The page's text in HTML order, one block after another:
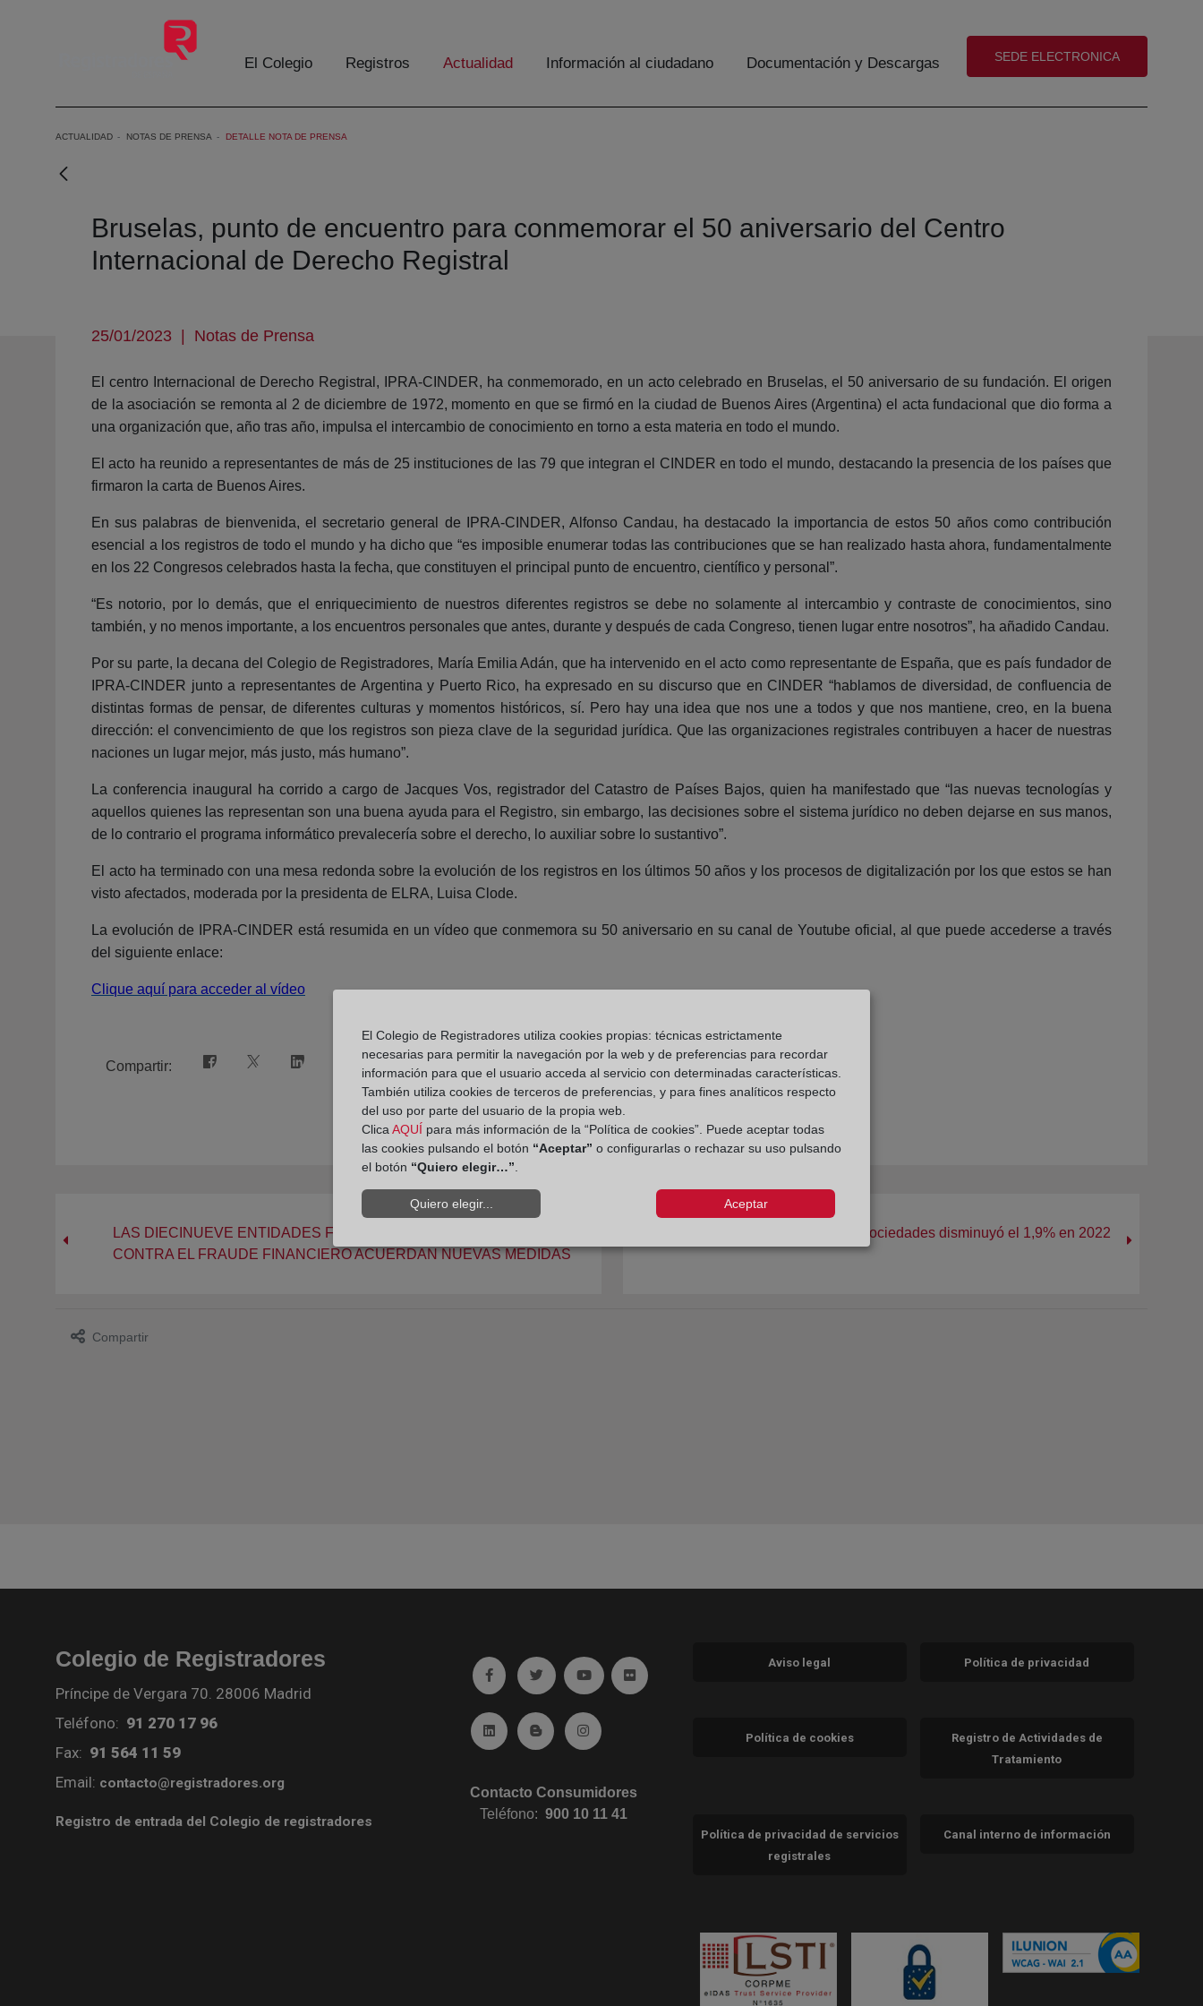
Saltar al contenido principal
El Colegio Registros Actualidad Información al ciudadano Documentación y Descargas (abre en nueva ventana)
SEDE ELECTRONICA
ACTUALIDAD NOTAS DE PRENSA DETALLE NOTA DE PRENSA
Bruselas, punto de encuentro para conmemorar el 50 aniversario del Centro
Internacional de Derecho Registral
25/01/2023 | Notas de Prensa
El centro Internacional de Derecho Registral, IPRA-CINDER, ha conmemorado, en un acto celebrado en Bruselas, el 50 aniversario de su fundación. El origen
de la asociación se remonta al 2 de diciembre de 1972, momento en que se firmó en la ciudad de Buenos Aires (Argentina) el acta fundacional que dio forma a
una organización que, año tras año, impulsa el intercambio de conocimiento en torno a esta materia en todo el mundo.
El acto ha reunido a representantes de más de 25 instituciones de las 79 que integran el CINDER en todo el mundo, destacando la presencia de los países que
firmaron la carta de Buenos Aires.
En sus palabras de bienvenida, el secretario general de IPRA-CINDER, Alfonso Candau, ha destacado la importancia de estos 50 años como contribución
esencial a los registros de todo el mundo y ha dicho que “es imposible enumerar todas las contribuciones que se han realizado hasta ahora, fundamentalmente
en los 22 Congresos celebrados hasta la fecha, que constituyen el principal punto de encuentro, científico y personal”.
“Es notorio, por lo demás, que el enriquecimiento de nuestros diferentes registros se debe no solamente al intercambio y contraste de conocimientos, sino
también, y no menos importante, a los encuentros personales que antes, durante y después de cada Congreso, tienen lugar entre nosotros”, ha añadido Candau.
Por su parte, la decana del Colegio de Registradores, María Emilia Adán, que ha intervenido en el acto como representante de España, que es país fundador de
IPRA-CINDER junto a representantes de Argentina y Puerto Rico, ha expresado en su discurso que en CINDER “hablamos de diversidad, de confluencia de
distintas formas de pensar, de diferentes culturas y momentos históricos, sí. Pero hay una idea que nos une a todos y que nos mantiene, creo, en la buena
dirección: el convencimiento de que los registros son pieza clave de la seguridad jurídica. Que las organizaciones registrales contribuyen a hacer de nuestras
naciones un lugar mejor, más justo, más humano”.
La conferencia inaugural ha corrido a cargo de Jacques Vos, registrador del Catastro de Países Bajos, quien ha manifestado que “las nuevas tecnologías y
aquellos quienes las representan son una buena ayuda para el Registro, sin embargo, las decisiones sobre el sistema jurídico no deben dejarse en sus manos,
de lo contrario el programa informático prevalecería sobre el derecho, lo auxiliar sobre lo sustantivo”.
El acto ha terminado con una mesa redonda sobre la evolución de los registros en los últimos 50 años y los procesos de digitalización por los que estos se han
visto afectados, moderada por la presidenta de ELRA, Luisa Clode.
La evolución de IPRA-CINDER está resumida en un vídeo que conmemora su 50 aniversario en su canal de Youtube oficial, al que puede accederse a través
del siguiente enlace:
Clique aquí para acceder al vídeo
Compartir:
LAS DIECINUEVE ENTIDADES FIRMANTES DEL PLAN DE ACCIÓN
CONTRA EL FRAUDE FINANCIERO ACUERDAN NUEVAS MEDIDAS
La constitución de sociedades disminuyó el 1,9% en 2022
Compartir
Colegio de Registradores
Príncipe de Vergara 70. 28006 Madrid
Teléfono: 91 270 17 96
Fax: 91 564 11 59
Email: contacto@registradores.org
Registro de entrada del Colegio de registradores
Ir a facebook (abre en ventana nueva)
Ir a twitter (abre en ventana nueva)
Ir a YouTube (abre en ventana nueva)
Ir a Flickr (abre en ventana nueva)
Ir a Linkedin (abre en ventana nueva)
Ir al Blog (abre en ventana nueva)
Ir a Instagram (abre en ventana nueva)
Contacto Consumidores
Teléfono:900 10 11 41
Aviso legal Política de privacidad
Política de cookies
Registro de Actividades de
Tratamiento
Política de privacidad de servicios
registrales
Canal interno de información
El Colegio de Registradores utiliza cookies propias: técnicas estrictamente
necesarias para permitir la navegación por la web y de preferencias para recordar
información para que el usuario acceda al servicio con determinadas características.
También utiliza cookies de terceros de preferencias, y para fines analíticos respecto
del uso por parte del usuario de la propia web.
ClicaAQUÍ para más información de la “Política de cookies”. Puede aceptar todas
las cookies pulsando el botón “Aceptar” o configurarlas o rechazar su uso pulsando
el botón “Quiero elegir…”.
Quiero elegir... Aceptar